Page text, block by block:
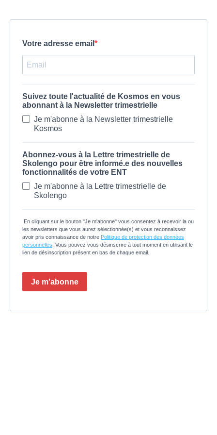
Votre adresse email
Suivez toute l'actualité de Kosmos en vous
abonnant à la Newsletter trimestrielle
Je m'abonne à la Newsletter trimestrielle
Kosmos
Abonnez-vous à la Lettre trimestrielle de
Skolengo pour être informé.e des nouvelles
fonctionnalités de votre ENT
Je m'abonne à la Lettre trimestrielle de
Skolengo
En cliquant sur le bouton "Je m'abonne" vous consentez à recevoir la ou
les newsletters que vous aurez sélectionnée(s) et vous reconnaissez
avoir pris connaissance de notre Politique de protection des données
personnelles . Vous pouvez vous désinscrire à tout moment en utilisant le
lien de désinscription présent en bas de chaque email.
Je m'abonne